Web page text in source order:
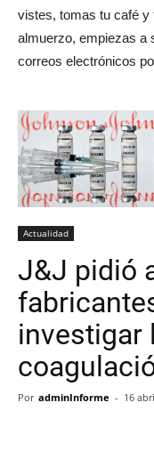
vistes, tomas tu café y
almuerzo, empiezas a
correos electrónicos
Actualidad
J&J pidió
investigar
Por adminInforme - 16